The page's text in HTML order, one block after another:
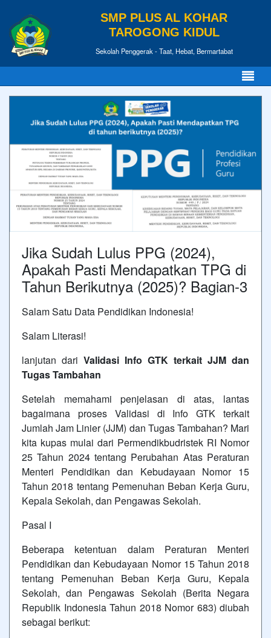
SMP PLUS AL KOHAR
TAROGONG KIDUL
Sekolah Penggerak - Taat, Hebat, Bermartabat
Jika Sudah Lulus PPG (2024),
Apakah Pasti Mendapatkan TPG di
Tahun Berikutnya (2025)? Bagian-3
Salam Satu Data Pendidikan Indonesia!
Salam Literasi!
lanjutan dari Validasi Info GTK terkait JJM dan
Tugas Tambahan
Setelah memahami penjelasan di atas, lantas
bagaimana proses Validasi di Info GTK terkait
Jumlah Jam Linier (JJM) dan Tugas Tambahan? Mari
kita kupas mulai dari Permendikbudristek RI Nomor
25 Tahun 2024 tentang Perubahan Atas Peraturan
Menteri Pendidikan dan Kebudayaan Nomor 15
Tahun 2018 tentang Pemenuhan Beban Kerja Guru,
Kepala Sekolah, dan Pengawas Sekolah.
Pasal I
Beberapa ketentuan dalam Peraturan Menteri
Pendidikan dan Kebudayaan Nomor 15 Tahun 2018
tentang Pemenuhan Beban Kerja Guru, Kepala
Sekolah, dan Pengawas Sekolah (Berita Negara
Republik Indonesia Tahun 2018 Nomor 683) diubah
sebagai berikut: